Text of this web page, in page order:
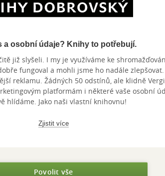
a osobní údaje? Knihy to potřebují.
již slyšeli. I my je využíváme ke
fungoval a mohli jsme ho nadále zlepšovat.
reklamu. Žádných 50 odstínů, ale klidně
platformám i některé vaše osobní
hlídáme. Jako naši vlastní knihovnu!
Zjistit více
Povolit vše